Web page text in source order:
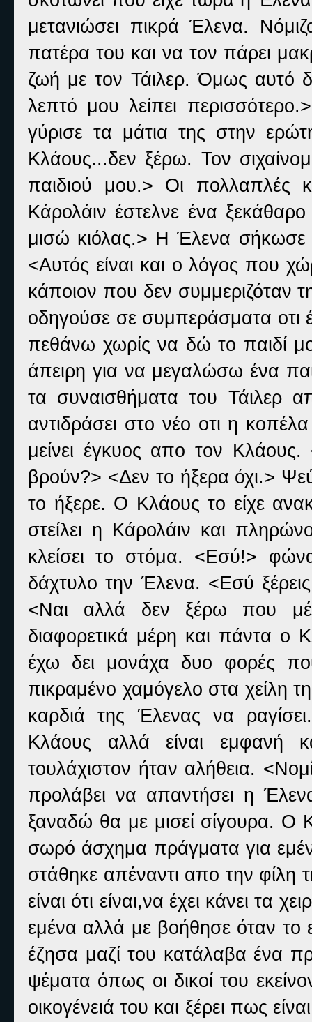
μετανιώσει πικρά Έλενα.
πατέρα του και να τον πάρει
ζωή με τον Τάιλερ. Όμως αυτό
λεπτό μου λείπει
γύρισε τα μάτια της στην
Κλάους...δεν ξέρω. Τον
παιδιού μου.> Οι πολλαπλές
Κάρολάιν έστελνε ένα
μισώ κιόλας.> Η Έλενα σήκωσε
<Αυτός είναι και ο λόγος που
κάποιον που δεν συμμεριζόταν
οδηγούσε σε συμπεράσματα οτι
πεθάνω χωρίς να δώ το παιδί
άπειρη για να μεγαλώσω ένα
τα συναισθήματα του Τάιλερ
αντιδράσει στο νέο οτι η
μείνει έγκυος απο τον Κλάους.
βρούν?> <Δεν το ήξερα όχι.>
το ήξερε. Ο Κλάους το είχε
στείλει η Κάρολάιν και
κλείσει το στόμα. <Εσύ!>
δάχτυλο την Έλενα. <Εσύ
<Ναι αλλά δεν ξέρω που
διαφορετικά μέρη και πάντα ο
έχω δει μονάχα δυο φορές
πικραμένο χαμόγελο στα χείλη
καρδιά της Έλενας να
Κλάους αλλά είναι εμφανή
τουλάχιστον ήταν αλήθεια.
προλάβει να απαντήσει η
ξαναδώ θα με μισεί σίγουρα. Ο
σωρό άσχημα πράγματα για
στάθηκε απέναντι απο την φίλη
είναι ότι είναι,να έχει κάνει τα
εμένα αλλά με βοήθησε όταν το
έζησα μαζί του κατάλαβα ένα
ψέματα όπως οι δικοί του
οικογένειά του και ξέρει πως